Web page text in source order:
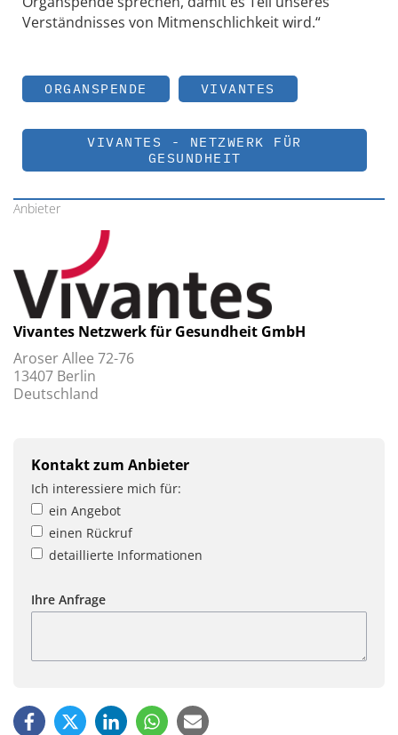
Verständnisses von Mitmenschlichkeit wird.“
ORGANSPENDE VIVANTES
VIVANTES - NETZWERK FÜR
GESUNDHEIT
Anbieter
Vivantes Netzwerk für Gesundheit GmbH
Aroser Allee 72-76
13407 Berlin
Deutschland
Kontakt zum Anbieter
Ich interessiere mich für:
ein Angebot
einen Rückruf
detaillierte Informationen
Ihre Anfrage